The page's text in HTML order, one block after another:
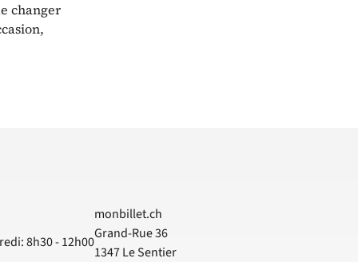
changer
8h30 - 12h00
monbillet.ch
Grand-Rue 36
1347Le Sentier